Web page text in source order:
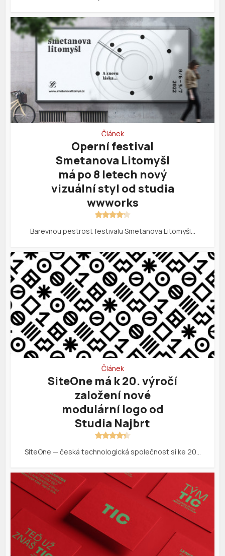
Článek
Operní festival
Smetanova Litomyšl
má po 8 letech nový
vizuální styl od studia
wwworks
Barevnou pestrost festivalu Smetanova Litomyšl…
Článek
SiteOne má k 20. výročí
založení nové
modulární logo od
Studia Najbrt
SiteOne — česká technologická společnost si ke 20…